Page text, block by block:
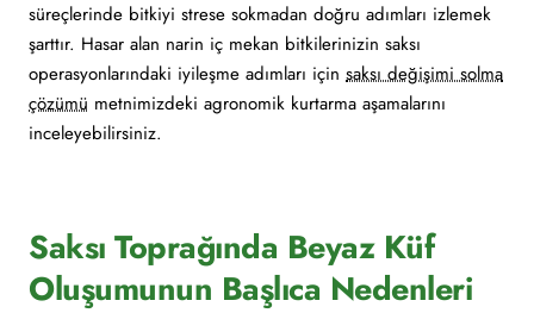
süreçlerinde bitkiyi strese sokmadan doğru adımları izlemek
şarttır. Hasar alan narin iç mekan bitkilerinizin saksı
operasyonlarındaki iyileşme adımları için saksı değişimi solma
çözümü metnimizdeki agronomik kurtarma aşamalarını
inceleyebilirsiniz.
Saksı Toprağında Beyaz Küf
Oluşumunun Başlıca Nedenleri